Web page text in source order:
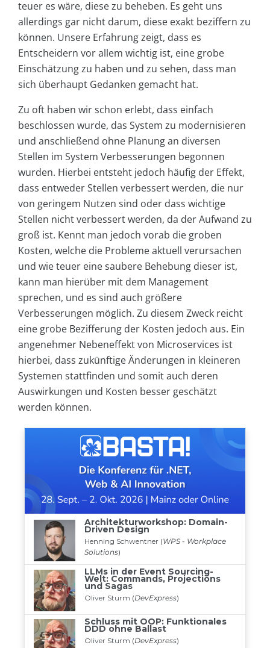
teuer es wäre, diese zu beheben. Es geht uns
allerdings gar nicht darum, diese exakt beziffern zu
können. Unsere Erfahrung zeigt, dass es
Entscheidern vor allem wichtig ist, eine grobe
Einschätzung zu haben und zu sehen, dass man
sich überhaupt Gedanken gemacht hat.
Zu oft haben wir schon erlebt, dass einfach
beschlossen wurde, das System zu modernisieren
und anschließend ohne Planung an diversen
Stellen im System Verbesserungen begonnen
wurden. Hierbei entsteht jedoch häufig der Effekt,
dass entweder Stellen verbessert werden, die nur
von geringem Nutzen sind oder dass wichtige
Stellen nicht verbessert werden, da der Aufwand zu
groß ist. Kennt man jedoch vorab die groben
Kosten, welche die Probleme aktuell verursachen
und wie teuer eine saubere Behebung dieser ist,
kann man hierüber mit dem Management
sprechen, und es sind auch größere
Verbesserungen möglich. Zu diesem Zweck reicht
eine grobe Bezifferung der Kosten jedoch aus. Ein
angenehmer Nebeneffekt von Microservices ist
hierbei, dass zukünftige Änderungen in kleineren
Systemen stattfinden und somit auch deren
Auswirkungen und Kosten besser geschätzt
werden können.